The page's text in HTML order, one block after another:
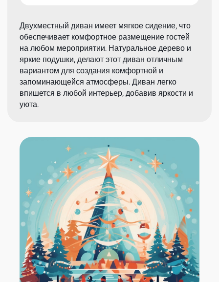
Двухместный диван имеет мягкое сидение, что
обеспечивает комфортное размещение гостей
на любом мероприятии. Натуральное дерево и
яркие подушки, делают этот диван отличным
вариантом для создания комфортной и
запоминающейся атмосферы. Диван легко
впишется в любой интерьер, добавив яркости и
уюта.